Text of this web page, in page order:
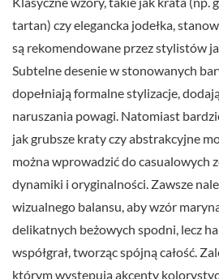
tartan) czy elegancka jodełka,
są rekomendowane przez stylistów
Subtelne desenie w stonowanych
dopełniają formalne stylizacje,
naruszania powagi. Natomiast
jak grubsze kraty czy abstrakcyjne
można wprowadzić do casualowych
dynamiki i oryginalności. Zawsze
wizualnego balansu, aby wzór
delikatnych beżowych spodni, lecz
współgrał, tworząc spójną całość.
którym występują akcenty